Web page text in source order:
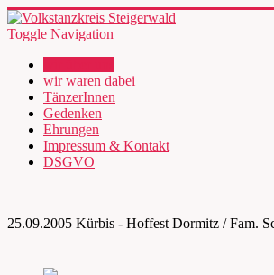
Toggle Navigation
wir waren dabei
TänzerInnen
Gedenken
Ehrungen
Impressum & Kontakt
DSGVO
25.09.2005 Kürbis - Hoffest Dormitz / Fam.